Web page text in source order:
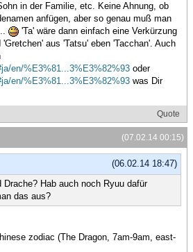
in der Familie, etc. Keine Ahnung, ob
anfügen, aber so genau muß man
'Ta' wäre dann einfach eine Verkürzung
aus 'Tatsu' eben 'Tacchan'. Auch
en/%E3%81...3%E3%82%93 oder
en/%E3%81...3%E3%82%93 was Dir
Quote
(07.02.14 00:15)
(06.02.14 18:47)
Hab auch noch Ryuu dafür
das aus?
zodiac (The Dragon, 7am-9am, east-